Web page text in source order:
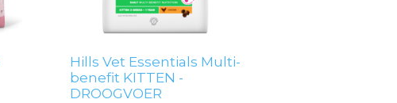
Hills Vet Essentials Multi-
benefit KITTEN -
DROOGVOER